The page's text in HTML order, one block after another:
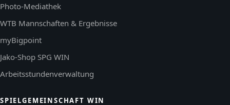
Photo-Mediathek
WTB Mannschaften & Ergebnisse
myBigpoint
Jako-Shop SPG WIN
Arbeitsstundenverwaltung
SPIELGEMEINSCHAFT WIN